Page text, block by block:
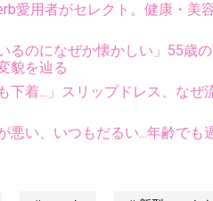
愛用者がセレクト。健康・美
るのになぜか懐かしい」55歳
貌を辿る
下着...」スリップドレス、なぜ
悪い、いつもだるい...年齢でも